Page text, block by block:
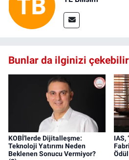
Bunlar da ilginizi çekebilir
KOBİ'lerde Dijitalleşme:
Teknoloji Yatırımı Neden
Beklenen Sonucu Vermiyor?
IAS,
Ödül